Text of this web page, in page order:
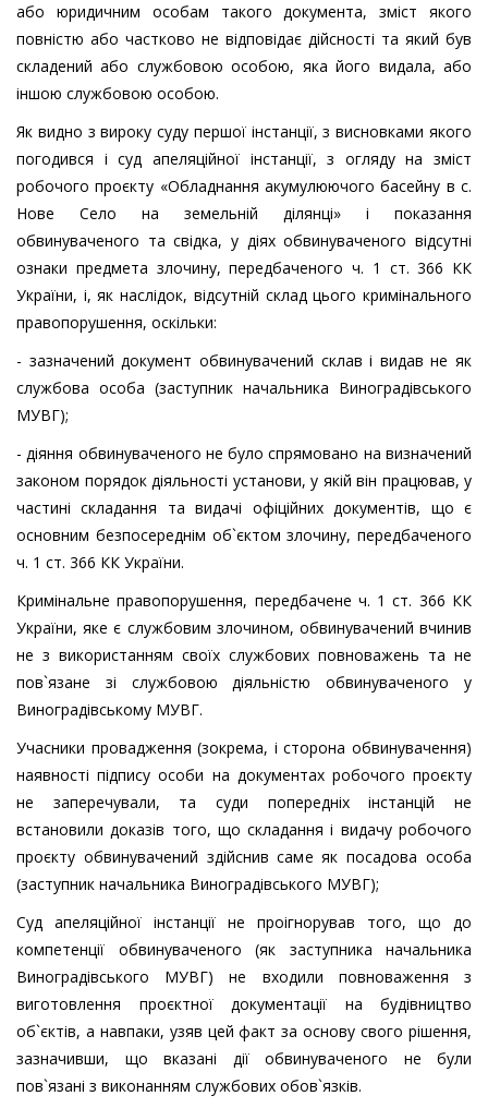
або юридичним особам такого документа, зміст якого
повністю або частково не відповідає дійсності та який був
складений або службовою особою, яка його видала, або
іншою службовою особою.
Як видно з вироку суду першої інстанції, з висновками якого
погодився і суд апеляційної інстанції, з огляду на зміст
робочого проєкту «Обладнання акумулюючого басейну в с.
Нове Село на земельній ділянці» і показання
обвинуваченого та свідка, у діях обвинуваченого відсутні
ознаки предмета злочину, передбаченого ч. 1 ст. 366 КК
України, і, як наслідок, відсутній склад цього кримінального
правопорушення, оскільки:
- зазначений документ обвинувачений склав і видав не як
службова особа (заступник начальника Виноградівського
МУВГ);
- діяння обвинуваченого не було спрямовано на визначений
законом порядок діяльності установи, у якій він працював, у
частині складання та видачі офіційних документів, що є
основним безпосереднім об`єктом злочину, передбаченого
ч. 1 ст. 366 КК України.
Кримінальне правопорушення, передбачене ч. 1 ст. 366 КК
України, яке є службовим злочином, обвинувачений вчинив
не з використанням своїх службових повноважень та не
пов`язане зі службовою діяльністю обвинуваченого у
Виноградівському МУВГ.
Учасники провадження (зокрема, і сторона обвинувачення)
наявності підпису особи на документах робочого проєкту
не заперечували, та суди попередніх інстанцій не
встановили доказів того, що складання і видачу робочого
проєкту обвинувачений здійснив саме як посадова особа
(заступник начальника Виноградівського МУВГ);
Суд апеляційної інстанції не проігнорував того, що до
компетенції обвинуваченого (як заступника начальника
Виноградівського МУВГ) не входили повноваження з
виготовлення проєктної документації на будівництво
об`єктів, а навпаки, узяв цей факт за основу свого рішення,
зазначивши, що вказані дії обвинуваченого не були
пов`язані з виконанням службових обов`язків.